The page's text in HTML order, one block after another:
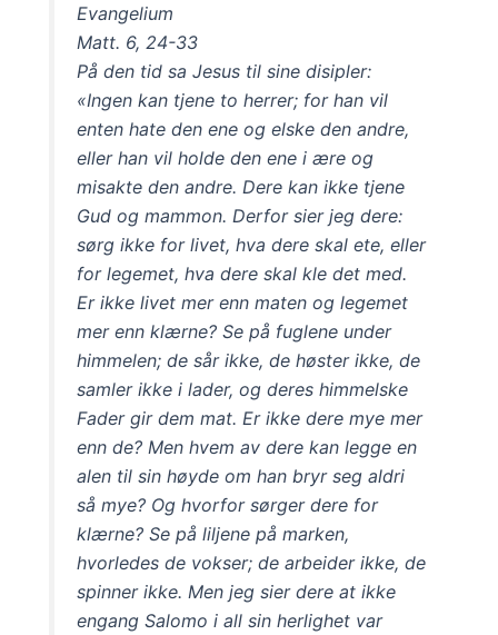
Evangelium
Matt. 6, 24-33
På den tid sa Jesus til sine disipler:
«Ingen kan tjene to herrer; for han vil
enten hate den ene og elske den andre,
eller han vil holde den ene i ære og
misakte den andre. Dere kan ikke tjene
Gud og mammon. Derfor sier jeg dere:
sørg ikke for livet, hva dere skal ete, eller
for legemet, hva dere skal kle det med.
Er ikke livet mer enn maten og legemet
mer enn klærne? Se på fuglene under
himmelen; de sår ikke, de høster ikke, de
samler ikke i lader, og deres himmelske
Fader gir dem mat. Er ikke dere mye mer
enn de? Men hvem av dere kan legge en
alen til sin høyde om han bryr seg aldri
så mye? Og hvorfor sørger dere for
klærne? Se på liljene på marken,
hvorledes de vokser; de arbeider ikke, de
spinner ikke. Men jeg sier dere at ikke
engang Salomo i all sin herlighet var